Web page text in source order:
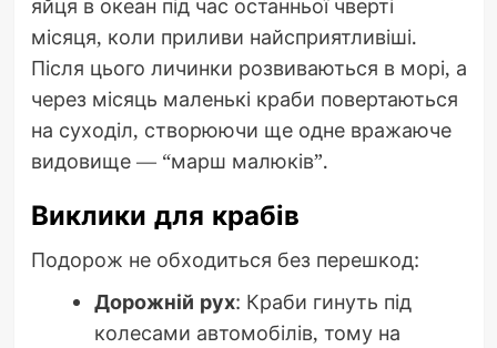
яйця в океан під час останньої чверті
місяця, коли приливи найсприятливіші.
Після цього личинки розвиваються в морі, а
через місяць маленькі краби повертаються
на суходіл, створюючи ще одне вражаюче
видовище — “марш малюків”.
Виклики для крабів
Подорож не обходиться без перешкод:
Дорожній рух: Краби гинуть під
колесами автомобілів, тому на